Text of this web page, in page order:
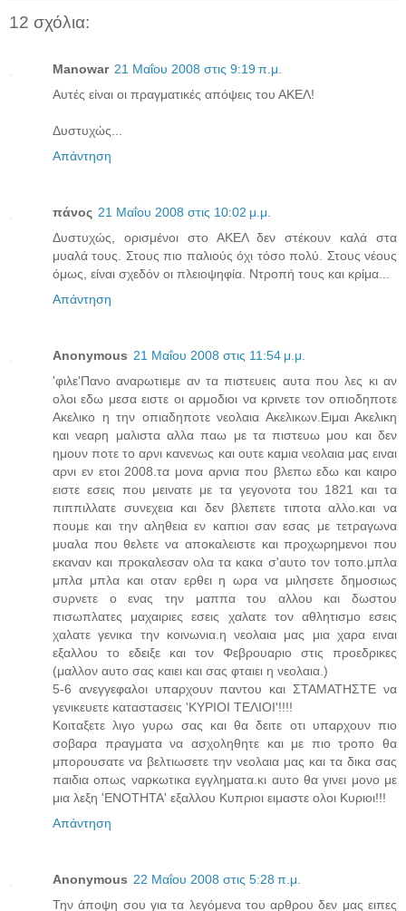
12 σχόλια:
Manowar 21 Μαΐου 2008 στις 9:19 π.μ.
Αυτές είναι οι πραγματικές απόψεις του ΑΚΕΛ!
Δυστυχώς...
Απάντηση
πάνος 21 Μαΐου 2008 στις 10:02 μ.μ.
Δυστυχώς, ορισμένοι στο ΑΚΕΛ δεν στέκουν καλά στα
μυαλά τους. Στους πιο παλιούς όχι τόσο πολύ. Στους νέους
όμως, είναι σχεδόν οι πλειοψηφία. Ντροπή τους και κρίμα...
Απάντηση
Anonymous 21 Μαΐου 2008 στις 11:54 μ.μ.
'φιλε'Πανο αναρωτιεμε αν τα πιστευεις αυτα που λες κι αν
ολοι εδω μεσα ειστε οι αρμοδιοι να κρινετε τον οπιοδηποτε
Ακελικο η την οπιαδηποτε νεολαια Ακελικων.Ειμαι Ακελικη
και νεαρη μαλιστα αλλα παω με τα πιστευω μου και δεν
ημουν ποτε το αρνι κανενως και ουτε καμια νεολαια μας ειναι
αρνι εν ετοι 2008.τα μονα αρνια που βλεπω εδω και καιρο
ειστε εσεις που μεινατε με τα γεγονοτα του 1821 και τα
πιππιλλατε συνεχεια και δεν βλεπετε τιποτα αλλο.και να
πουμε και την αληθεια εν καπιοι σαν εσας με τετραγωνα
μυαλα που θελετε να αποκαλειστε και προχωρημενοι που
εκαναν και προκαλεσαν ολα τα κακα σ'αυτο τον τοπο.μπλα
μπλα μπλα και οταν ερθει η ωρα να μιλησετε δημοσιως
συρνετε ο ενας την μαππα του αλλου και δωστου
πισωπλατες μαχαιριες εσεις χαλατε τον αθλητισμο εσεις
χαλατε γενικα την κοινωνια.η νεολαια μας μια χαρα ειναι
εξαλλου το εδειξε και τον Φεβρουαριο στις προεδρικες
(μαλλον αυτο σας καιει και σας φταιει η νεολαια.)
5-6 ανεγγεφαλοι υπαρχουν παντου και ΣΤΑΜΑΤΗΣΤΕ να
γενικευετε καταστασεις 'ΚΥΡΙΟΙ ΤΕΛΙΟΙ'!!!!
Κοιταξετε λιγο γυρω σας και θα δειτε οτι υπαρχουν πιο
σοβαρα πραγματα να ασχοληθητε και με πιο τροπο θα
μπορουσατε να βελτιωσετε την νεολαια μας και τα δικα σας
παιδια οπως ναρκωτικα εγγληματα.κι αυτο θα γινει μονο με
μια λεξη 'ΕΝΟΤΗΤΑ' εξαλλου Κυπριοι ειμαστε ολοι Κυριοι!!!
Απάντηση
Anonymous 22 Μαΐου 2008 στις 5:28 π.μ.
Την άποψη σου για τα λεγόμενα του αρθρου δεν μας ειπες